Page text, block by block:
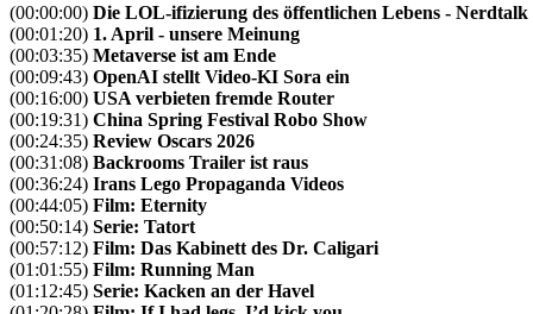
(00:00:00) Die LOL-ifizierung des öffentlichen Lebens - Nerdtalk
(00:01:20) 1. April - unsere Meinung
(00:03:35) Metaverse ist am Ende
(00:09:43) OpenAI stellt Video-KI Sora ein
(00:16:00) USA verbieten fremde Router
(00:19:31) China Spring Festival Robo Show
(00:24:35) Review Oscars 2026
(00:31:08) Backrooms Trailer ist raus
(00:36:24) Irans Lego Propaganda Videos
(00:44:05) Film: Eternity
(00:50:14) Serie: Tatort
(00:57:12) Film: Das Kabinett des Dr. Caligari
(01:01:55) Film: Running Man
(01:12:45) Serie: Kacken an der Havel